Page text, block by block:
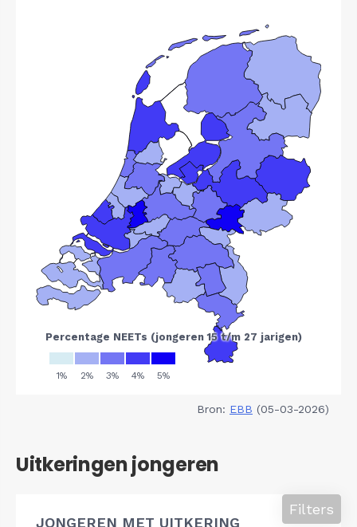
Bron: EBB (05-03-2026)
Uitkeringen jongeren
JONGEREN MET UITKERING
Filters